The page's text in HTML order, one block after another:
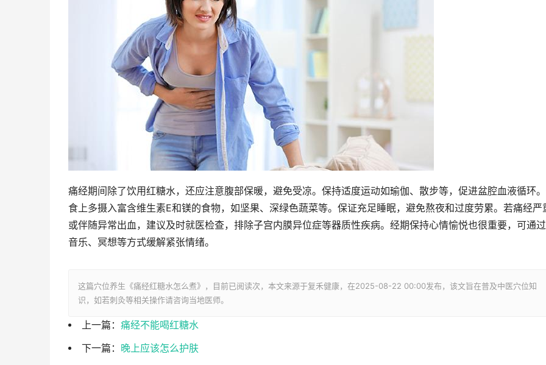
痛经期间除了饮用红糖水，还应注意腹部保暖，避免受凉。保持适度运动如瑜伽、散步等，促进盆腔血液循环
食上多摄入富含维生素E和镁的食物，如坚果、深绿色蔬菜等。保证充足睡眠，避免熬夜和过度劳累。若痛经严
或伴随异常出血，建议及时就医检查，排除子宫内膜异位症等器质性疾病。经期保持心情愉悦也很重要，可通
音乐、冥想等方式缓解紧张情绪。
这篇穴位养生《痛经红糖水怎么煮》，目前已阅读次，本文来源于复禾健康，在2025-08-22 00:00发布，该文旨在普及中医穴位知
识，如若刺灸等相关操作请咨询当地医师。
上一篇： 痛经不能喝红糖水
下一篇： 晚上应该怎么护肤